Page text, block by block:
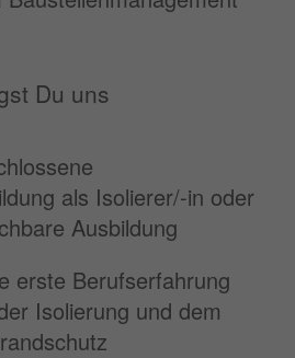
Du uns
als Isolierer/-in oder
Ausbildung
erste Berufserfahrung
Isolierung und dem